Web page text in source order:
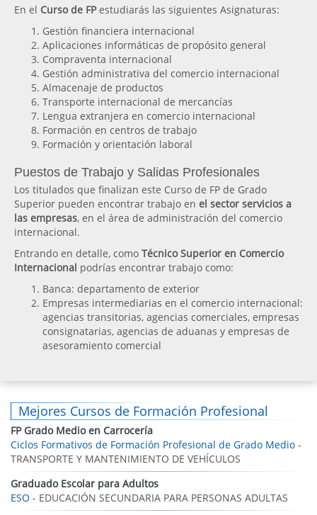
En el Curso de FPestudiarás las siguientes Asignaturas:
Gestión financiera internacional
Aplicaciones informáticas de propósito general
Compraventa internacional
Gestión administrativa del comercio internacional
Almacenaje de productos
Transporte internacional de mercancías
Lengua extranjera en comercio internacional
Formación en centros de trabajo
Formación y orientación laboral
Puestos de Trabajo y Salidas Profesionales
Los titulados que finalizan este Curso de FP de Grado
Superior pueden encontrar trabajo en el sector servicios a
las empresas, en el área de administración del comercio
internacional.
Entrando en detalle, como Técnico Superior en Comercio
Internacional podrías encontrar trabajo como:
Banca: departamento de exterior
Empresas intermediarias en el comercio internacional:
agencias transitorias, agencias comerciales, empresas
consignatarias, agencias de aduanas y empresas de
asesoramiento comercial
Mejores Cursos de Formación Profesional
FP Grado Medio en Carrocería
Ciclos Formativos de Formación Profesional de Grado Medio -
TRANSPORTE Y MANTENIMIENTO DE VEHÍCULOS
Graduado Escolar para Adultos
ESO - EDUCACIÓN SECUNDARIA PARA PERSONAS ADULTAS